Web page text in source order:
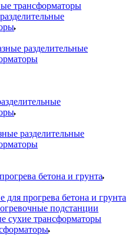
трансформаторы
разделительные
разделительные
бетона и грунта
для прогрева бетона и грунта
подстанции
сухие трансформаторы